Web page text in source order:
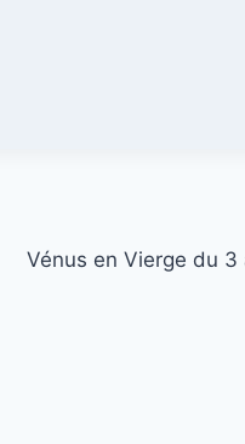
Vénus en Vierge du